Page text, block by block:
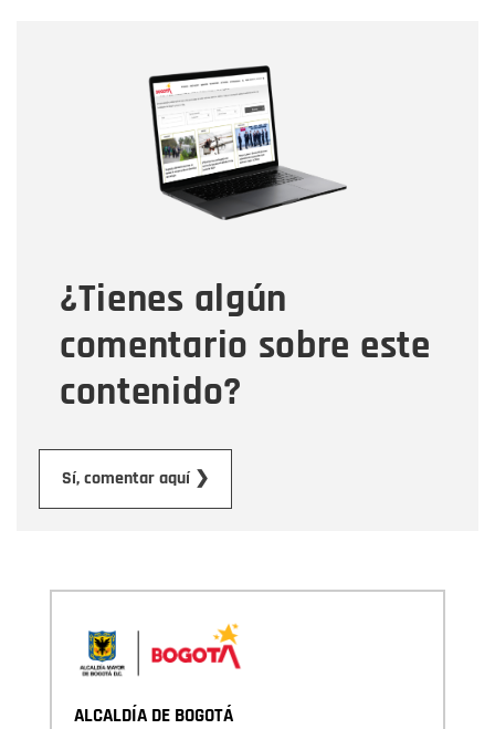
¿Tienes algún
comentario sobre este
contenido?
Sí, comentar aquí ❯
Correo electrónico
Tipo de comentario
Mensaje
ALCALDÍA DE BOGOTÁ